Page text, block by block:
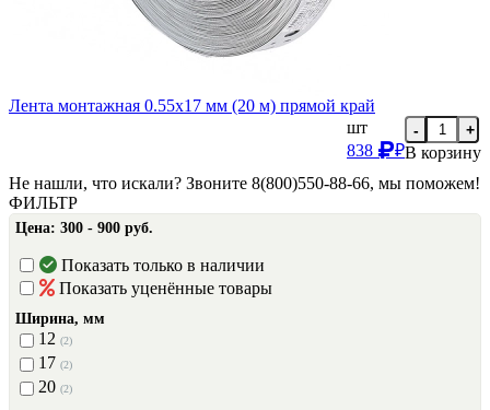
Лента монтажная 0.55х17 мм (20 м) прямой край
шт
838
₽
- +
В корзину
Не нашли, что искали? Звоните 8(800)550-88-66, мы поможем!
ФИЛЬТР
Цена: 300 - 900 руб.
Показать только в наличии
Показать уценённые товары
Ширина, мм
12 (2)
17 (2)
20 (2)